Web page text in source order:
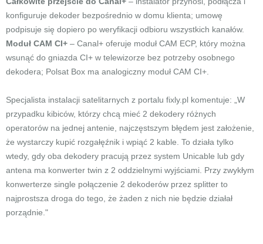
konfiguruje dekoder bezpośrednio w domu klienta; umowę
podpisuje się dopiero po weryfikacji odbioru wszystkich kanałów.
Moduł CAM CI+ – Canal+ oferuje moduł CAM ECP, który można
wsunąć do gniazda CI+ w telewizorze bez potrzeby osobnego
dekodera; Polsat Box ma analogiczny moduł CAM CI+.
Specjalista instalacji satelitarnych z portalu fixly.pl komentuje: „W
przypadku kibiców, którzy chcą mieć 2 dekodery różnych
operatorów na jednej antenie, najczęstszym błędem jest założenie,
że wystarczy kupić rozgałęźnik i wpiąć 2 kable. To działa tylko
wtedy, gdy oba dekodery pracują przez system Unicable lub gdy
antena ma konwerter twin z 2 oddzielnymi wyjściami. Przy zwykłym
konwerterze single połączenie 2 dekoderów przez splitter to
najprostsza droga do tego, że żaden z nich nie będzie działał
porządnie."